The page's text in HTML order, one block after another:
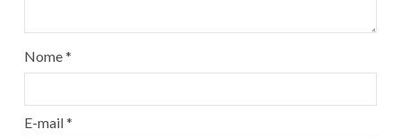
Nome*
E-mail*